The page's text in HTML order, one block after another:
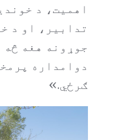
اهمیت، د
تدابیر، او د
جوړونه هغه څه
دوامداره
ګرځي.»